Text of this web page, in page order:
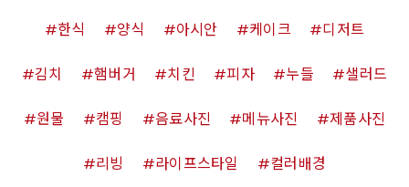
한식 양식 아시안 케이크 디저트
김치 햄버거 치킨 피자 누들 샐러드
원물 캠핑 음료사진 메뉴사진 제품사진
리빙 라이프스타일 컬러배경